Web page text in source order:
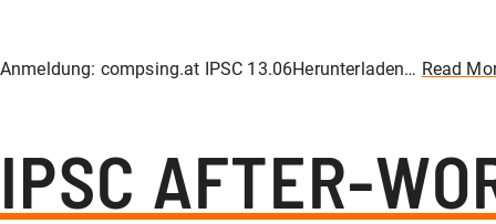
Anmeldung: compsing.at IPSC 13.06Herunterladen… Read
IPSC AFTER-